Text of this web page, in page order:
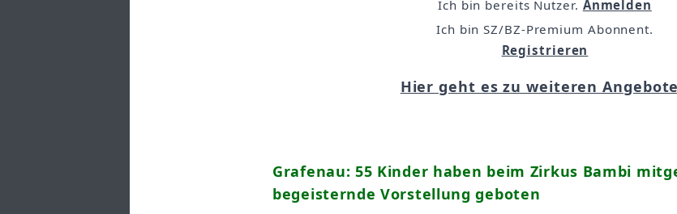
Grafenau: 55 Kinder haben beim Zirkus Bambi
begeisternde Vorstellung geboten
Ich bin bereits Nutzer. Anmelden
Ich bin SZ/BZ-Premium Abonnent.
Registrieren
Hier geht es zu weiteren